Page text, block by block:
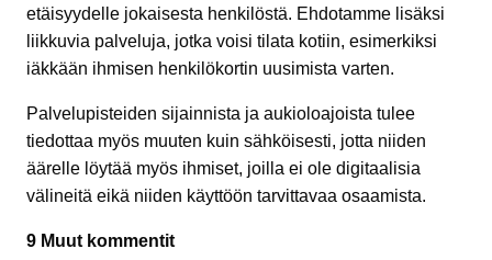
etäisyydelle jokaisesta henkilöstä. Ehdotamme lisäksi
liikkuvia palveluja, jotka voisi tilata kotiin, esimerkiksi
iäkkään ihmisen henkilökortin uusimista varten.
Palvelupisteiden sijainnista ja aukioloajoista tulee
tiedottaa myös muuten kuin sähköisesti, jotta niiden
äärelle löytää myös ihmiset, joilla ei ole digitaalisia
välineitä eikä niiden käyttöön tarvittavaa osaamista.
9 Muut kommentit